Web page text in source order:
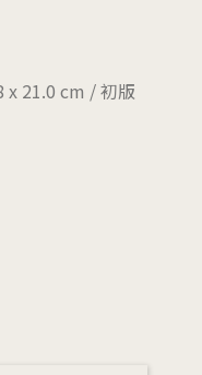
x 21.0 cm / 初版